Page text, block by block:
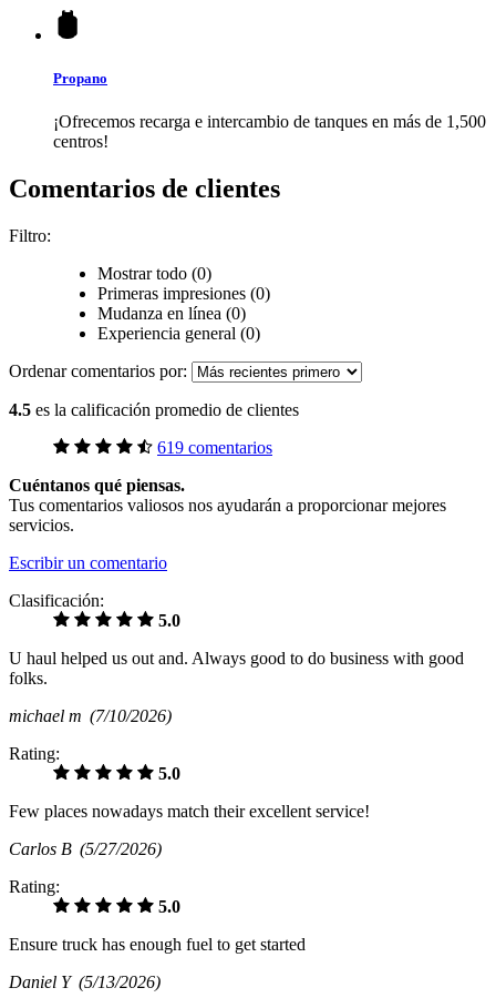
Propano
¡Ofrecemos recarga e intercambio de tanques en más de 1,500
centros!
Comentarios de clientes
Filtro:
Mostrar todo (0)
Primeras impresiones (0)
Mudanza en línea (0)
Experiencia general (0)
Ordenar comentarios por:
4.5 es la calificación promedio de clientes
619 comentarios
Cuéntanos qué piensas.
Tus comentarios valiosos nos ayudarán a proporcionar mejores
servicios.
Escribir un comentario
Clasificación:
5.0
U haul helped us out and. Always good to do business with good
folks.
michael m (7/10/2026)
Rating:
5.0
Few places nowadays match their excellent service!
Carlos B (5/27/2026)
Rating:
5.0
Ensure truck has enough fuel to get started
Daniel Y (5/13/2026)